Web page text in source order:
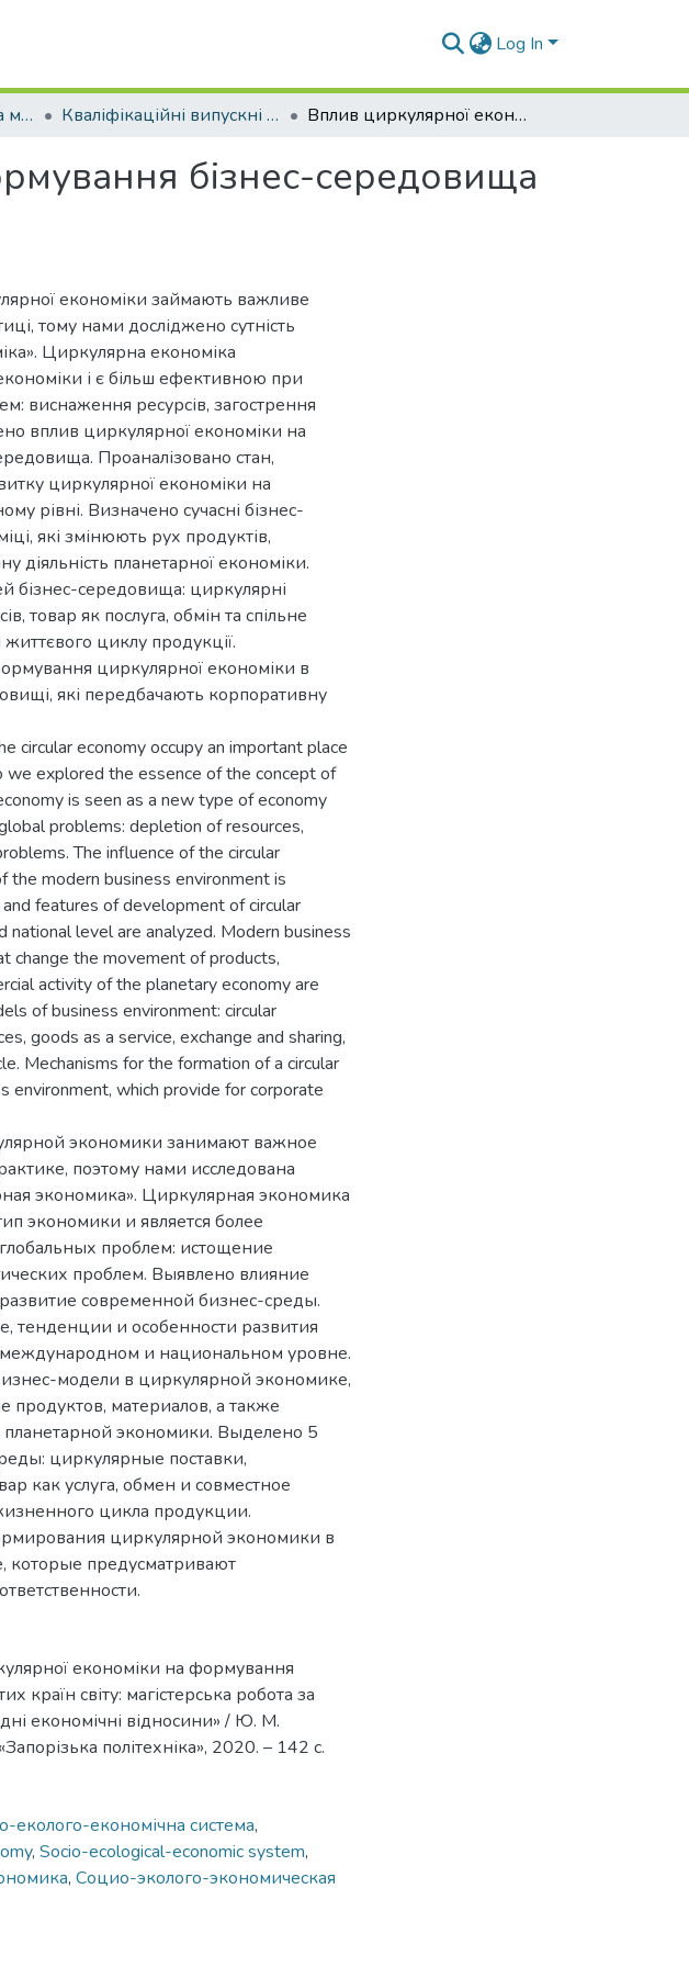
Log In
Кафедра економіки та митної справи (Кафедра Е та МС) Кваліфікаційні випускні роботи здобувачів вищої освіти кафедри Е та МС Вплив циркулярної економіки на формування бізнес-середовища розвинутих країн світу
бізнес-середовища
економіки займають важливе
тому нами досліджено сутність
Циркулярна економіка
і є більш ефективною при
виснаження ресурсів, загострення
вплив циркулярної економіки на
Проаналізовано стан,
циркулярної економіки на
рівні. Визначено сучасні бізнес-
які змінюють рух продуктів,
діяльність планетарної економіки.
бізнес-середовища: циркулярні
товар як послуга, обмін та спільне
циклу продукції.
циркулярної економіки в
які передбачають корпоративну
circular economy occupy an important place
we explored the essence of the concept of
is seen as a new type of economy
problems: depletion of resources,
The influence of the circular
modern business environment is
features of development of circular
national level are analyzed. Modern business
change the movement of products,
activity of the planetary economy are
of business environment: circular
goods as a service, exchange and sharing,
Mechanisms for the formation of a circular
environment, which provide for corporate
экономики занимают важное
поэтому нами исследована
экономика». Циркулярная экономика
экономики и является более
проблем: истощение
проблем. Выявлено влияние
современной бизнес-среды.
тенденции и особенности развития
и национальном уровне.
модели в циркулярной экономике,
материалов, а также
экономики. Выделено 5
циркулярные поставки,
как услуга, обмен и совместное
цикла продукции.
циркулярной экономики в
которые предусматривают
економіки на формування
країн світу: магістерська робота за
економічні відносини» / Ю. М.
політехніка», 2020. – 142 с.
еколого-економічна система,
, Socio-ecological-economic system,
, Социо-эколого-экономическая